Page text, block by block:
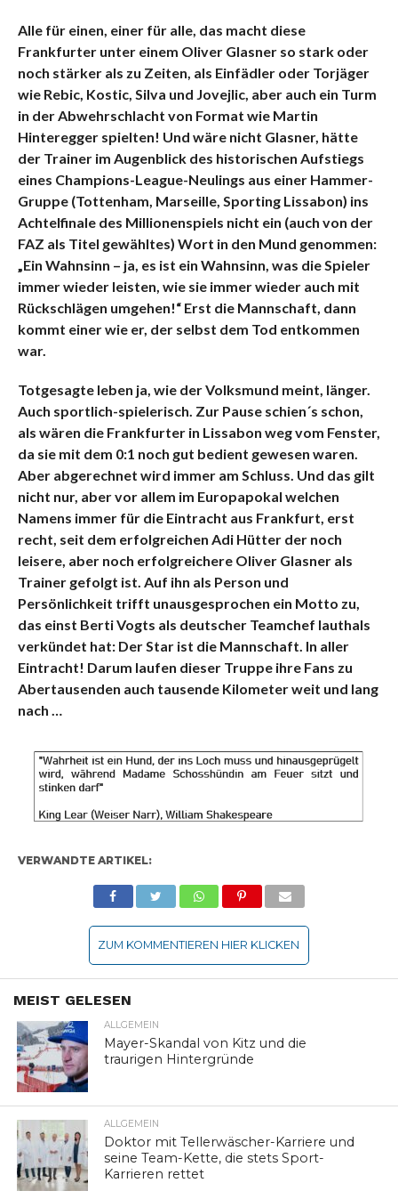
Alle für einen, einer für alle, das macht diese
Frankfurter unter einem Oliver Glasner so stark oder
noch stärker als zu Zeiten, als Einfädler oder Torjäger
wie Rebic, Kostic, Silva und Jovejlic, aber auch ein Turm
in der Abwehrschlacht von Format wie Martin
Hinteregger spielten! Und wäre nicht Glasner, hätte
der Trainer im Augenblick des historischen Aufstiegs
eines Champions-League-Neulings aus einer Hammer-
Gruppe (Tottenham, Marseille, Sporting Lissabon) ins
Achtelfinale des Millionenspiels nicht ein (auch von der
FAZ als Titel gewähltes) Wort in den Mund genommen:
„Ein Wahnsinn – ja, es ist ein Wahnsinn, was die Spieler
immer wieder leisten, wie sie immer wieder auch mit
Rückschlägen umgehen!“ Erst die Mannschaft, dann
kommt einer wie er, der selbst dem Tod entkommen
war.
Totgesagte leben ja, wie der Volksmund meint, länger.
Auch sportlich-spielerisch. Zur Pause schien´s schon,
als wären die Frankfurter in Lissabon weg vom Fenster,
da sie mit dem 0:1 noch gut bedient gewesen waren.
Aber abgerechnet wird immer am Schluss. Und das gilt
nicht nur, aber vor allem im Europapokal welchen
Namens immer für die Eintracht aus Frankfurt, erst
recht, seit dem erfolgreichen Adi Hütter der noch
leisere, aber noch erfolgreichere Oliver Glasner als
Trainer gefolgt ist. Auf ihn als Person und
Persönlichkeit trifft unausgesprochen ein Motto zu,
das einst Berti Vogts als deutscher Teamchef lauthals
verkündet hat: Der Star ist die Mannschaft. In aller
Eintracht! Darum laufen dieser Truppe ihre Fans zu
Abertausenden auch tausende Kilometer weit und lang
nach …
VERWANDTE ARTIKEL:
ZUM KOMMENTIEREN HIER KLICKEN
MEIST GELESEN
ALLGEMEIN
Mayer-Skandal von Kitz und die
traurigen Hintergründe
ALLGEMEIN
Doktor mit Tellerwäscher-Karriere und
seine Team-Kette, die stets Sport-
Karrieren rettet